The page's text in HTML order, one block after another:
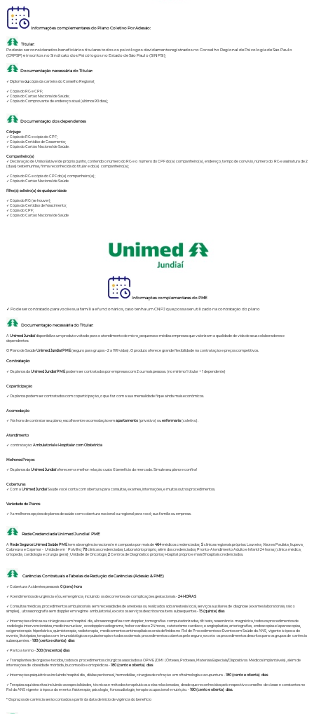
Informações complementares do Plano Coletivo Por Adesão:
Titular:
Poderão ser considerados beneficiários titulares todos os psicólogos devidamente registrados no Conselho Regional de Psicologia de São Paulo
(CRPSP) e inscritos no Sindicato dos Psicólogos no Estado de São Paulo (SINPSI);
Documentação necessária do Titular:
✓ Diplomaoucópia da carteira do Conselho Regional;
✓ Cópia do RG e CPF;
✓ Cópia do Cartão Nacional de Saúde;
✓ Cópia do Comprovante de endereço atual (últimos 90 dias);
Documentação dos dependentes
Cônjuge:
✓ Cópia do RG e cópia do CPF;
✓ Cópia da Certidão de Casamento;
✓ Cópia do Cartão Nacional de Saúde.
Companheiro(a)
✓ Declaração de União Estável de próprio punho, contendo o número do RG e o número do CPF do(a) companheiro(a), endereço, tempo de convívio, número do RG e assinatura de 2
(duas) testemunhas, firma reconhecida do titular e do(a) companheiro(a);
✓ Cópia do RG e cópia do CPF do(a) companheiro(a);
✓ Cópia do Cartão Nacional de Saúde
Filho(a) solteiro(a) de qualquer idade
✓ Cópia do RG (se houver);
✓ Cópia da Certidão de Nascimento;
✓ Cópia do CPF;
✓ Cópia do Cartão Nacional de Saúde
Informações complementares do PME
✓ Pode ser contratado para você e sua família e funcionários, caso tenha um CNPJ que possa ser utilizado na contratação do plano
Documentação necessária do Titular:
AUnimed Jundiaídisponibiliza um produto voltado para o atendimento de micro, pequenas e médias empresas que valorizam a qualidade de vida de seus colaboradores e
dependentes:
O Plano de SaúdeUnimed Jundiaí PME(seguro para grupos – 2 a 199 vidas). O produto oferece grande flexibilidade na contratação e preços competitivos.
Contratação
✓ Os planos daUnimed Jundiaí PMEpodem ser contratados por empresas com 2 ou mais pessoas. (no mínimo 1 titular + 1 dependente)
Coparticipação
✓ Os planos podem ser contratados com coparticipação, o que faz com a sua mensalidade fique ainda mais econômicos.
Acomodação
✓ Na hora de contratar seu plano, escolha entre acomodação emapartamento(privativo) ouenfermaria(coletivo).
Atendimento
✓ contratação:Ambulatorial e Hospitalar com Obstetrícia
Melhores Preços
✓ Os planos daUnimed Jundiaíoferecem a melhor relação custo X benefício do mercado. Simule seu plano e confira!
Coberturas
✓ Com aUnimed JundiaíSaúde você conta com obertura para consultas, exames, internações, e muitos outros procedimentos.
Variedade de Planos
✓ As melhores opções de planos de saúde com cobertura nacional ou regional para você, sua família ou empresa.
Rede Credenciada Unimed Jundiaí PME
A Rede Seguros Unimed Saúde PMEtem abrangência nacional e é composta por mais de464médicos credenciados; 5clínicas regionais próprias: Louveira, Várzea Paulista, Itupeva,
Cabreúva e Cajamar - Unidade em `Polvilho;70clínicas credenciadas; Laboratório próprio, além dos credenciados; Pronto-Atendimento Adulto e Infantil 24 horas; (clínica médica,
ortopedia, cardiologia e cirurgia geral); Unidade de Oncologia;2Centros de Diagnóstico próprios; Hospital próprio e mais 8 hospitais credenciados.
Carências Contratuais e Tabelas de Redução de Carências (Adesão & PME)
✓ Cobertura Acidentes pessoais0 (zero) hora
✓ Atendimentos de urgência e/ou emergência, incluindo os decorrentes de complicações gestacionais -24 HORAS
✓ Consultas médicas, procedimentos ambulatoriais sem necessidades de anestesia ou realizados sob anestesia local, serviços auxiliares de diagnose (exames laboratoriais, raio x
simples), ultrassonografia sem doppler em regime ambulatorial, exceto os serviços descritos nos itens subsequentes -15 (quinze) dias
✓ Internações clínicas ou cirúrgicas e em hospital dia, ultrassonografias com doppler, tomografias computadorizadas, tilt tests, ressonância magnética, todos os procedimentos de
radiologia intervencionistas, medicina nuclear, ecodopplercadiograma, holter cardíaco 24 horas, cateterismo cardíaco, e angioplastias, arteriografias, endoscopias e laparoscopias,
oxigenoterapia hiperbárica, quimioterapia, radioterapia, medicamentos antineoplásicos orais definidos no Rol de Procedimentos e Eventos em Saúde da ANS, vigente à época do
evento, litotripsias, terapias com imunobiológicos e pulsoterapia e todos os demais procedimentos cobertos pelo seguro, exceto os procedimentos descritos para os grupos de carência
subsequentes. -180 (cento e oitenta) dias
✓ Parto a termo -300 (trezentos) dias
✓ Transplantes de órgãos e tecidos, todos os procedimentos cirúrgicos associados a OPME /DMI (Órteses, Próteses, Materiais Especiais/Dispositivos Médicos Implantáveis), além de
internações de obesidade mórbida, bucomaxilo e ortopédicas -180 (cento e oitenta) dias
✓ Internações psiquiátricas incluindo hospital dia, diálise peritoneal, hemodiálise, cirurgias de refração em oftalmologia e acupuntura -180 (cento e oitenta) dias
✓ Terapias aqui descritas incluindo as especialidades, técnicas e métodos terapêuticos a elas relacionadas, desde que reconhecidos pelo respectivo conselho de classe e constantes no
Rol da ANS vigente à época do evento: fisioterapia, psicologia, fonoaudiologia, terapia ocupacional e nutrição. -180 (cento e oitenta) dias.
* Os prazos de carência serão contados a partir da data de início de vigência do benefício